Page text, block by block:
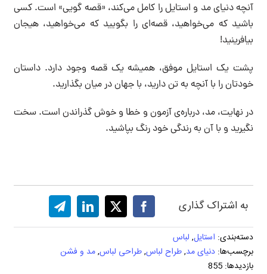
آنچه دنیای مد و استایل را کامل می‌کند، «قصه گویی» است. کسی
باشید که می‌خواهید، قصه‌ای را بگویید که می‌خواهید، هیجان
بیافرینید!
پشت یک استایل موفق، همیشه یک قصه وجود دارد. داستان
خودتان را با آنچه به تن دارید، با جهان در میان بگذارید.
در نهایت، مد، درباره‌ی آزمون و خطا و خوش گذراندن است. سخت
نگیرید و با آن به رندگی خود رنگ بپاشید.
به اشتراک گذاری
دسته‌بندی: استایل, لباس
برچسب‌ها: دنیای مد,طراح لباس,طراحی لباس,مد و فشن
بازدیدها: 855